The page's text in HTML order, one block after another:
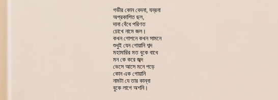
গভীর কোন বেদনা, যন্রনা
অপ্রকাশিত ছল,
দানা বেঁধে পরিণত
চোখে নামে জল।
কখন গোপনে কখন সামনে
শুধুই যেন গোয়ানি শব্দ
মহামারির মত বুকে বাধে
মন কে করে জব্দ
ভেসে আসে মনে পড়ে
কোন এক গোয়ানি
নামটা যে তার কান্না
বুকে লাগে অশনি।